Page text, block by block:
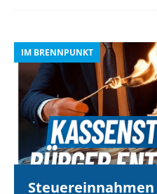
IM BRENNPUNKT